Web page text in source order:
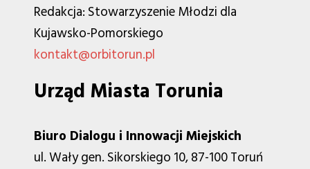
Redakcja: Stowarzyszenie Młodzi dla
Kujawsko-Pomorskiego
kontakt@orbitorun.pl
Urząd Miasta Torunia
Biuro Dialogu i Innowacji Miejskich
ul. Wały gen. Sikorskiego 10, 87-100 Toruń